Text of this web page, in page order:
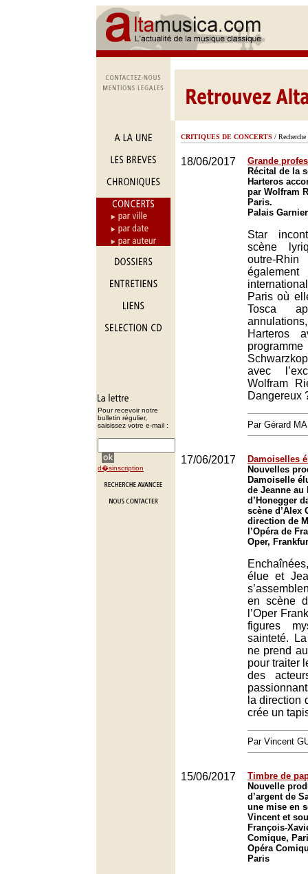
Pour recevoir notre
bulletin régulier,
saisissez votre e-mail :
d�sinscription
CRITIQUES DE CONCERTS / Recherche
18/06/2017
Grande
Récital de la
Harteros
par Wolfram
Paris.
Palais
Star
scène
outre-
Paris où
Tosca
Harteros
avec
Wolfram
Dangereux
Par Gérard
17/06/2017
Damoiselles
Nouvelles
Damoiselle
de Jeanne au
d’Honegger
scène d’Alex
direction de
l’Opéra de
Oper,
élue et
en scène
l’Oper
figures
sainteté.
ne prend
pour traiter
des
la direction
crée un
Par Vincent
15/06/2017
Timbre de
Nouvelle
d’argent de
une mise en
Vincent et
François-
Comique,
Opéra
Paris